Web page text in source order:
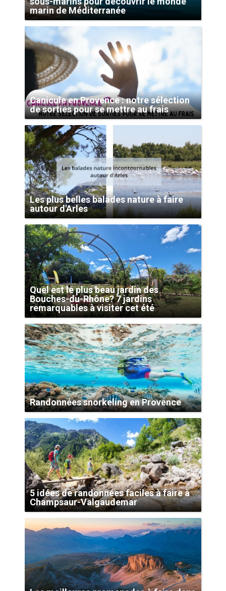
marin de Méditerranée
Canicule en Provence : notre sélection
de sorties pour se mettre au frais
Les plus belles balades nature à faire
autour d'Arles
Quel est le plus beau jardin des
Bouches-du-Rhône? 7 jardins
remarquables à visiter cet été
Randonnées snorkeling en Provence
5 idées de randonnées faciles à faire à
Champsaur-Valgaudemar